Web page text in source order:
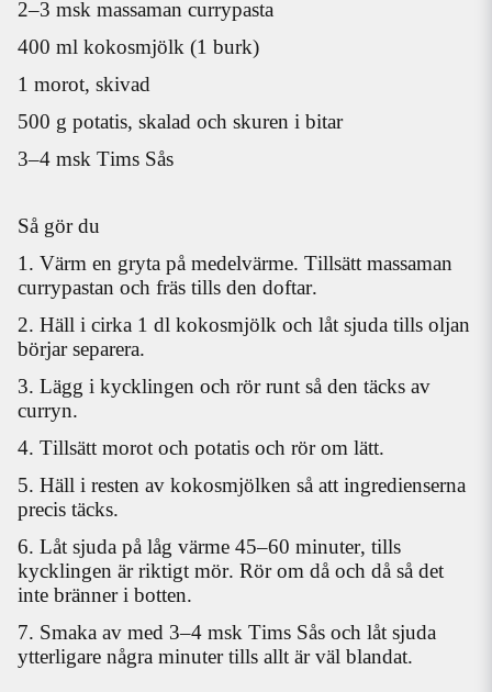
2–3 msk massaman currypasta
400 ml kokosmjölk (1 burk)
1 morot, skivad
500 g potatis, skalad och skuren i bitar
3–4 msk Tims Sås
Så gör du
1. Värm en gryta på medelvärme. Tillsätt massaman
currypastan och fräs tills den doftar.
2. Häll i cirka 1 dl kokosmjölk och låt sjuda tills oljan
börjar separera.
3. Lägg i kycklingen och rör runt så den täcks av
curryn.
4. Tillsätt morot och potatis och rör om lätt.
5. Häll i resten av kokosmjölken så att ingredienserna
precis täcks.
6. Låt sjuda på låg värme 45–60 minuter, tills
kycklingen är riktigt mör. Rör om då och då så det
inte bränner i botten.
7. Smaka av med 3–4 msk Tims Sås och låt sjuda
ytterligare några minuter tills allt är väl blandat.